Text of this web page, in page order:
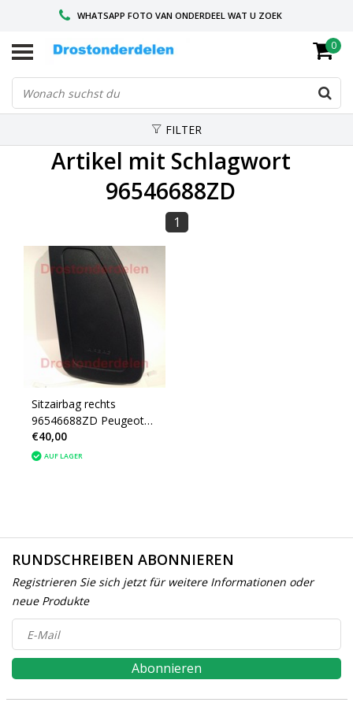
WHATSAPP FOTO VAN ONDERDEEL WAT U ZOEK
VOOR 16.00 BESTELD, VANDAAG VERZONDEN
GESPECIALISEERD PEUGEOT
0
FILTER
Artikel mit Schlagwort
96546688ZD
1
Sitzairbag rechts
96546688ZD Peugeot
207 (8216NG) schwarz
€40,00
AUF LAGER
RUNDSCHREIBEN ABONNIEREN
Registrieren Sie sich jetzt für weitere Informationen oder
neue Produkte
Abonnieren